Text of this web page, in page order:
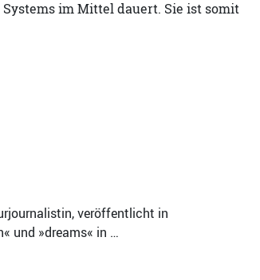
im Mittel dauert. Sie ist somit
veröffentlicht in
und »dreams« in …